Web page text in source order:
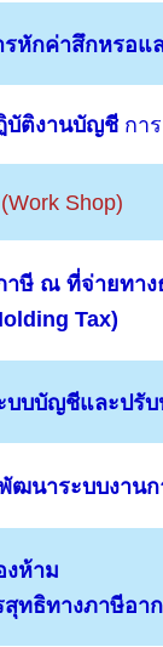
หักค่าสึกหรอแ
บัติงานบัญชี กา
(Work Shop)
าษี ณ ที่จ่ายทาง
Tax)
บบบัญชีและปรั
ฒนาระบบงานก
งห้าม
ทธิทางภาษีอา